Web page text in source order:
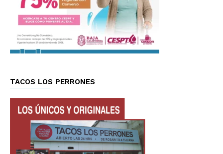
TACOS LOS PERRONES